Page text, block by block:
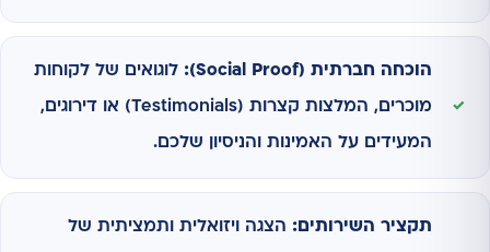
הוכחה חברתית (Social Proof): לוגואים של לקוחות
מוכרים, המלצות קצרות (Testimonials) או דירוגים,
המעידים על האמינות והניסיון שלכם.
תקציר השירותים: הצגה ויזואלית ותמציתית של